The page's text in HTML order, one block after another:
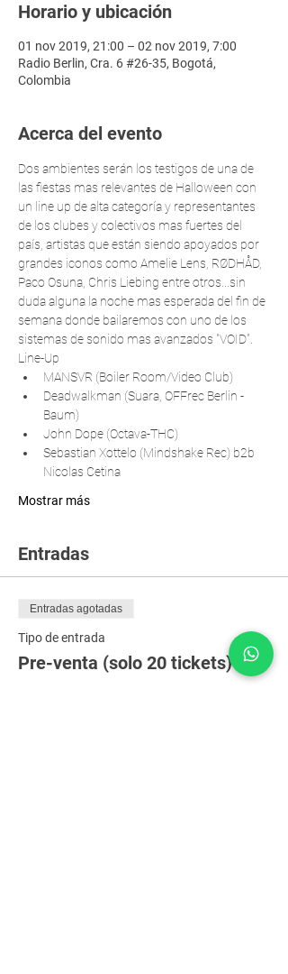
Horario y ubicación
01 nov 2019, 21:00 – 02 nov 2019, 7:00
Radio Berlin, Cra. 6 #26-35, Bogotá,
Colombia
Acerca del evento
Dos ambientes serán los testigos de una de
las fiestas mas relevantes de Halloween con
un line up de alta categoría y representantes
de los clubes y colectivos mas fuertes del
país, artistas que están siendo apoyados por
grandes iconos como Amelie Lens, RØDHÅD,
Paco Osuna, Chris Liebing entre otros...sin
duda alguna la noche mas esperada del fin de
semana donde bailaremos con uno de los
sistemas de sonido mas avanzados "VOID".
Line-Up
MANSVR (Boiler Room/Video Club)
Deadwalkman (Suara, OFFrec Berlin -
Baum)
John Dope (Octava-THC)
Sebastian Xottelo (Mindshake Rec) b2b
Nicolas Cetina
Mostrar más
Entradas
Entradas agotadas
Tipo de entrada
Pre-venta (solo 20 tickets)